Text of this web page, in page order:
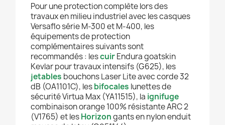
Pour une protection complète lors des
travaux en milieu industriel avec les casques
Versaflo série M-300 et M-400, les
équipements de protection
complémentaires suivants sont
recommandés : lescuirEndura goatskin
Kevlar pour travaux intensifs (G625), les
jetables bouchons Laser Lite avec corde 32
dB (OA1101C), lesbifocales lunettes de
sécurité Virtua Max (YA11515), la ignifuge
combinaison orange 100% résistante ARC 2
(V1765) et lesHorizongants en nylon enduit